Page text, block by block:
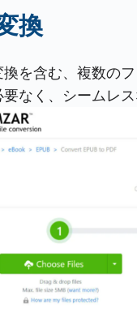
換
を含む、複数の
なく、シームレ